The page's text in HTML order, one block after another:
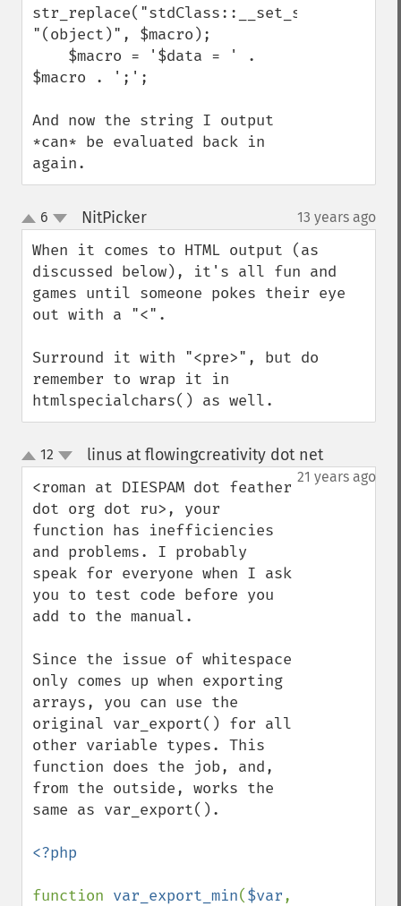
str_replace("stdClass::__set_state",
"(object)", $macro);
$macro . ';';
And now the string I output
*can* be evaluated back in
again.
up
down
6 NitPicker¶ 13 years ago
When it comes to HTML output (as
discussed below), it's all fun and
games until someone pokes their eye
out with a "<".
Surround it with "<pre>", but do
remember to wrap it in
htmlspecialchars() as well.
up
down
12 linus at flowingcreativity dot net¶
21 years ago
<roman at DIESPAM dot feather
dot org dot ru>, your
function has inefficiencies
and problems. I probably
speak for everyone when I ask
you to test code before you
add to the manual.
Since the issue of whitespace
only comes up when exporting
arrays, you can use the
original var_export() for all
other variable types. This
function does the job, and,
from the outside, works the
same as var_export().
<?php
function var_export_min($var